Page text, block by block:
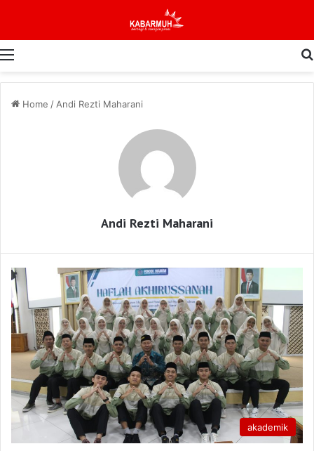
Menu
Home / Andi Rezti Maharani
Andi Rezti Maharani
akademik